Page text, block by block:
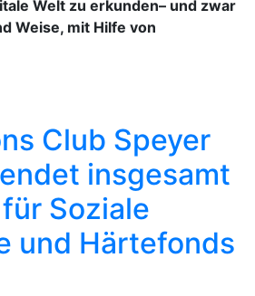
Welt zu erkunden– und zwar
Weise, mit Hilfe von
Club Speyer
insgesamt
Soziale
und Härtefonds